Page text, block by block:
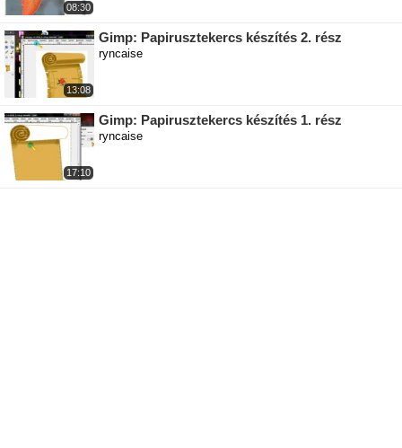
08:30
13:08
Gimp: Papirusztekercs készítés 2. rész
ryncaise
17:10
Gimp: Papirusztekercs készítés 1. rész
ryncaise